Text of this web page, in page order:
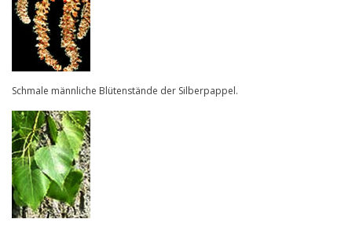
Schmale männliche Blütenstände der Silberpappel.